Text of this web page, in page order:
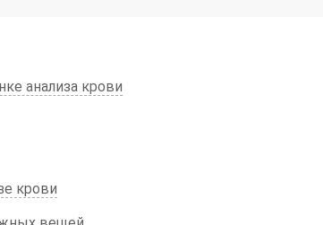
анализа крови
крови